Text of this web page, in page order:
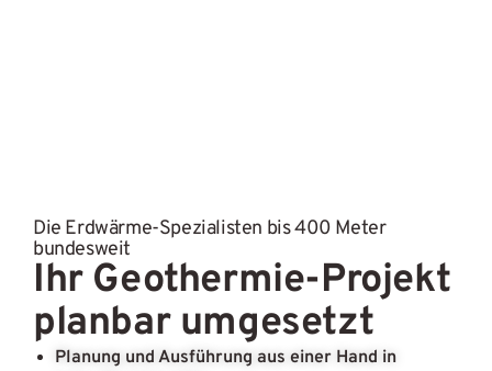
Die Erdwärme-Spezialisten bis 400 Meter
bundesweit
Ihr Geothermie-Projekt
planbar umgesetzt
Planung und Ausführung aus einer Hand in